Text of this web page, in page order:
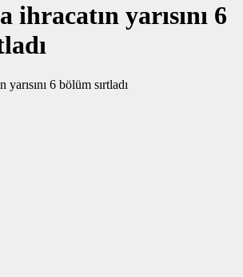
ihracatın yarısını 6